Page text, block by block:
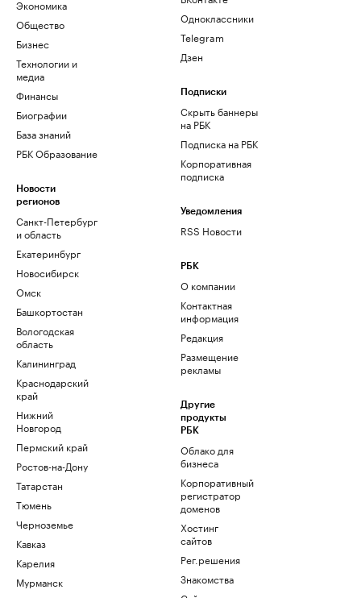
Экономика
Общество
Бизнес
Технологии и
медиа
Финансы
Биографии
База знаний
РБК Образование
Новости
регионов
Санкт-Петербург
и область
Екатеринбург
Новосибирск
Омск
Башкортостан
Вологодская
область
Калининград
Краснодарский
край
Нижний
Новгород
Пермский край
Ростов-на-Дону
Татарстан
Тюмень
Черноземье
Кавказ
Карелия
Мурманск
Одноклассники
Telegram
Дзен
Подписки
Скрыть баннеры
на РБК
Подписка на РБК
Корпоративная
подписка
Уведомления
RSS Новости
РБК
О компании
Контактная
информация
Редакция
Размещение
рекламы
Другие
продукты
РБК
Облако для
бизнеса
Корпоративный
регистратор
доменов
Хостинг
сайтов
Рег.решения
Знакомства